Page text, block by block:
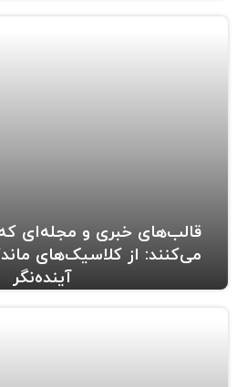
قالب‌های خبری و مجله‌ای
می‌کنند: از کلاسیک‌های
آینده‌نگر